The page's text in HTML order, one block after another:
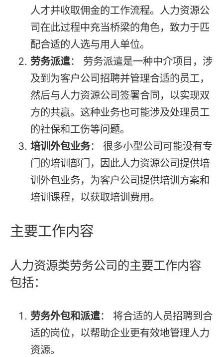
人才并收取佣金的工作流程。人力资源公
司在此过程中充当桥梁的角色，致力于匹
配合适的人选与用人单位。
劳务派遣： 劳务派遣是一种中介项目，涉
及到为客户公司招聘并管理合适的员工，
然后与人力资源公司签署合同，以实现双
方的共赢。这种业务也可能涉及处理员工
的社保和工伤等问题。
培训外包业务： 很多小型公司可能没有专
门的培训部门，因此人力资源公司提供培
训外包业务，为客户公司提供培训方案和
培训课程，以获取培训费用。
主要工作内容
人力资源类劳务公司的主要工作内容
包括：
劳务外包和派遣： 将合适的人员招聘到合
适的岗位，以帮助企业更有效地管理人力
资源。